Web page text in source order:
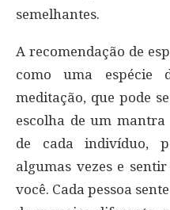
semelhantes.
A recomendação de
como uma espécie
meditação, que pode
escolha de um
de cada indivíduo,
algumas vezes e
você. Cada pessoa